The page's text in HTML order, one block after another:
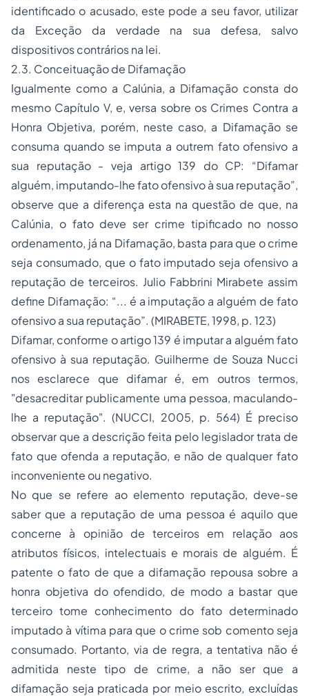
identificado o acusado, este pode a seu favor, utilizar
da Exceção da verdade na sua defesa, salvo
dispositivos contrários na lei.
2.3. Conceituação de Difamação
Igualmente como a Calúnia, a Difamação consta do
mesmo Capítulo V, e, versa sobre os Crimes Contra a
Honra Objetiva, porém, neste caso, a Difamação se
consuma quando se imputa a outrem fato ofensivo a
sua reputação - veja artigo 139 do CP: “Difamar
alguém, imputando-lhe fato ofensivo à sua reputação”,
observe que a diferença esta na questão de que, na
Calúnia, o fato deve ser crime tipificado no nosso
ordenamento, já na Difamação, basta para que o crime
seja consumado, que o fato imputado seja ofensivo a
reputação de terceiros. Julio Fabbrini Mirabete assim
define Difamação: “... é a imputação a alguém de fato
ofensivo a sua reputação”. (MIRABETE, 1998, p. 123)
Difamar, conforme o artigo 139 é imputar a alguém fato
ofensivo à sua reputação. Guilherme de Souza Nucci
nos esclarece que difamar é, em outros termos,
"desacreditar publicamente uma pessoa, maculando-
lhe a reputação". (NUCCI, 2005, p. 564) É preciso
observar que a descrição feita pelo legislador trata de
fato que ofenda a reputação, e não de qualquer fato
inconveniente ou negativo.
No que se refere ao elemento reputação, deve-se
saber que a reputação de uma pessoa é aquilo que
concerne à opinião de terceiros em relação aos
atributos físicos, intelectuais e morais de alguém. É
patente o fato de que a difamação repousa sobre a
honra objetiva do ofendido, de modo a bastar que
terceiro tome conhecimento do fato determinado
imputado à vítima para que o crime sob comento seja
consumado. Portanto, via de regra, a tentativa não é
admitida neste tipo de crime, a não ser que a
difamação seja praticada por meio escrito, excluídas